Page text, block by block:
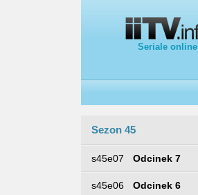
Seriale online
Sezon 45
s45e07 Odcinek 7
s45e06 Odcinek 6